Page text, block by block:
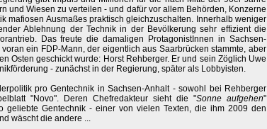
und Wiesen zu verteilen - und dafür vor allem Behörden, Konzerne
mafiosen Ausmaßes praktisch gleichzuschalten. Innerhalb weniger
Ablehnung der Technik in der Bevölkerung sehr effizient die
Das freute die damaligen ProtagonistInnen in Sachsen-
ein FDP-Mann, der eigentlich aus Saarbrücken stammte, aber
Osten geschickt wurde: Horst Rehberger. Er und sein Zöglich Uwe
- zunächst in der Regierung, später als Lobbyisten.
pro Gentechnik in Sachsen-Anhalt - sowohl bei Rehberger
"Novo". Deren Chefredakteur sieht die "Sonne aufgehen"
geliebte Gentechnik - einer von vielen Texten, die ihm 2009 den
wäscht die andere ...